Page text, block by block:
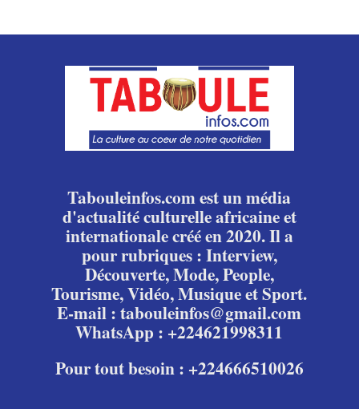
Tabouleinfos.com est un média
d'actualité culturelle africaine et
internationale créé en 2020. Il a
pour rubriques : Interview,
Découverte, Mode, People,
Tourisme, Vidéo, Musique et Sport.
E-mail : tabouleinfos@gmail.com
WhatsApp : +224621998311
Pour tout besoin : +224666510026